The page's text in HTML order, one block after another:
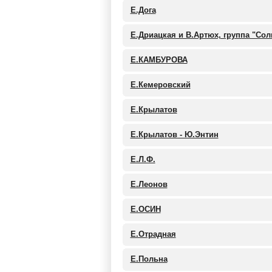
Е.Дога
Е.Дриацкая и В.Артюх, группа
Е.КАМБУРОВА
Е.Кемеровский
Е.Крылатов
Е.Крылатов - Ю.Энтин
Е.Л.Ф.
Е.Леонов
Е.ОСИН
Е.Отрадная
Е.Польна